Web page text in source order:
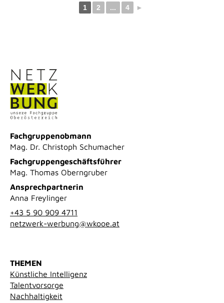
1 2 ... 4 ►
Fachgruppenobmann
Mag. Dr. Christoph Schumacher
Fachgruppengeschäftsführer
Mag. Thomas Oberngruber
Ansprechpartnerin
Anna Freylinger
+43 5 90 909 4711
netzwerk-werbung@wkooe.at
THEMEN
Künstliche Intelligenz
Talentvorsorge
Nachhaltigkeit